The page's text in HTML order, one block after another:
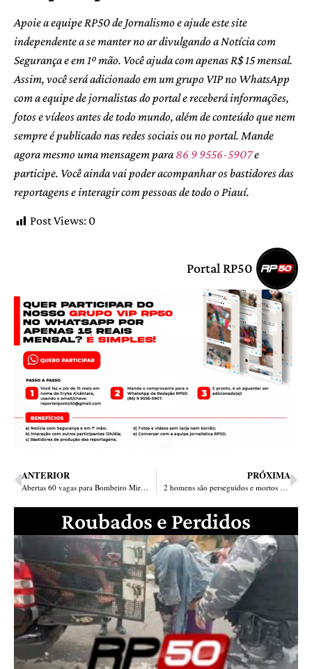
Apoie a equipe RP50 de Jornalismo e ajude este site
independente a se manter no ar divulgando a Notícia com
Segurança e em 1º mão. Você ajuda com apenas R$ 15 mensal.
Assim, você será adicionado em um grupo VIP no WhatsApp
com a equipe de jornalistas do portal e receberá informações,
fotos e vídeos antes de todo mundo, além de conteúdo que nem
sempre é publicado nas redes sociais ou no portal. Mande
agora mesmo uma mensagem para 86 9 9556-5907e
participe. Você ainda vai poder acompanhar os bastidores das
reportagens e interagir com pessoas de todo o Piauí.
Post Views: 0
Portal RP50
ANTERIOR
Abertas 60 vagas para Bombeiro Mirim; veja como inscrever seu filho
PRÓXIMA
2 homens são perseguidos e mortos dentro de Hilux em Parnaíba; 3º foi baleado
Roubados e Perdidos